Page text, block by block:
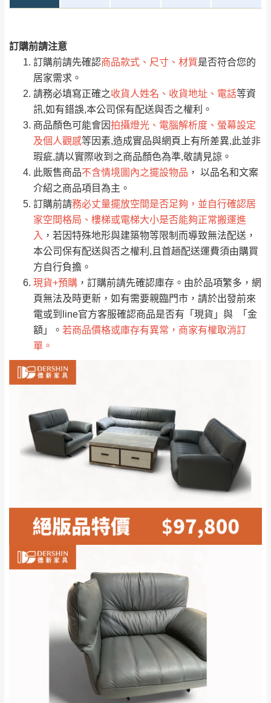
訂購前請注意
訂購前請先確認商品款式、尺寸、材質是否符合您的
居家需求。
請務必填寫正確之收貨人姓名、收貨地址、電話等資
訊,如有錯誤,本公司保有配送與否之權利。
商品顏色可能會因拍攝燈光、電腦解析度、螢幕設定
及個人觀感等因素,造成實品與網頁上有所差異,此並非
瑕疵,請以實際收到之商品顏色為準,敬請見諒。
此販售商品不含情境圖內之擺設物品 ， 以品名和文案
介紹之商品項目為主。
訂購前請務必丈量擺放空間是否足夠，並自行確認居
家空間格局、樓梯或電梯大小是否能夠正常搬運進
入 ，若因特殊地形與建築物等限制而導致無法配送，
本公司保有配送與否之權利,且首趟配送運費須由購買
方自行負擔。
現貨+預購 ，訂購前請先確認庫存。由於品項繁多，網
頁無法及時更新，如有需要親臨門市，請於出發前來
電或到line官方客服確認商品是否有「現貨」與 「金
額」。 若商品價格或庫存有異常，商家有權取消訂
單。
運 費 說 明
運送地區 運送費用
偏遠地區
（請先線上詢問 LINE
→@dershin ）
桃園
免 運
費
復興鄉
新竹
峨眉鄉、五峰鄉、
橫山、北埔鄉、尖
石鄉、寶山鄉山
區、新埔山區、芎
里
台北 無
林、福隆、淡水山
區、北投湖山路、
深坑山區
$ 9,000以上：免
NT$500元
＊A108產品另收運費
$ 9,000以下：
NT$500元
＊A108產品另收運費
霄山區、西湖、泰
安鄉、大湖鄉、頭
屋、獅潭鄉
配送天數：5~14天
到貨時間：指定送貨日當天以電話聯絡確認
｜周（一）配送部門固定公休無送貨｜
注意事項：
由於品項繁多，網頁無法及時更新，如有需
要購買商品，請於出發前來電或到「官方
Line客服」來信確認商品是否有「現貨」與
「金額」。
若商品價格或庫存有異常，商家有權取消訂
單。部分網路商品恕無法更改原設計或客製，敬請
見諒！
接單後二日內(不含例假日)，我們客服會與您
電話聯絡或E-Mail通知確認訂單。
（線上客
服 LINE → @dershin）
下單前先詢問是否現貨 ，若未詢問下單後無
現貨我們客服會再來電或E-Mail與您聯絡
（洽詢方式請搜尋 Line ID → @dershin）
運送範圍：限定北至基隆，南至苗栗，偏遠
地區恕無法提供運送 (詳見運送規章)。
配送範圍：
苗栗至基隆；其它地區暫不開放，如因特殊
地型限制(山區、鄉、鎮、村)、樓梯太小、無
保有出貨的權利。
保護物流人員的工作安全，賣家無提供吊掛
服務，若需以吊車或其他的吊掛方式吊運，
費用將由買方自行支付。
因大型傢俱有組裝、配送的問題，並非一般
快速到貨商品，無法指定特定時間送達，司
天在家等貨，以節省您的寶貴時間。
由於百貨公司配送較為不易，故暫無法配送
至百貨公司內部。
發票寄送：
若您選擇三聯式或索取兩聯式發票，發票將於商品
完成出貨15個工作天另行寄出，另外約加上2~7個
工作天內送達，如遇國定假日將順延寄送。
若收到不良品，請於到貨日起七日內通知本
0/5 (0)筆
全部 依評論高至低排列
依評論低至高排列 只顯示附上圖片
只顯示附上評論